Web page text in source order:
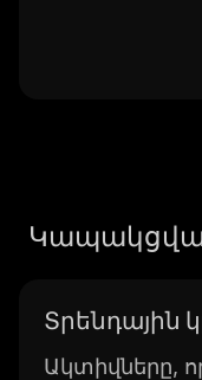
Տրենդային
Ակտիվները,